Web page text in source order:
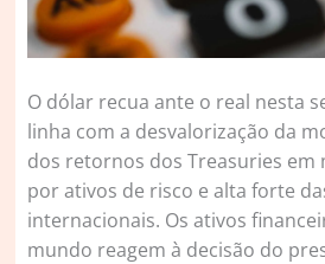
O dólar recua ante o real nesta
linha com a desvalorização da
dos retornos dos Treasuries em
por ativos de risco e alta forte
internacionais. Os ativos
mundo reagem à decisão do